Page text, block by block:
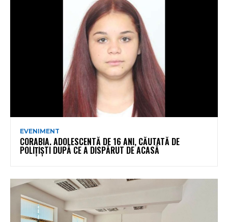
EVENIMENT
CORABIA. ADOLESCENTĂ DE 16 ANI, CĂUTATĂ DE
POLIȚIȘTI DUPĂ CE A DISPĂRUT DE ACASĂ